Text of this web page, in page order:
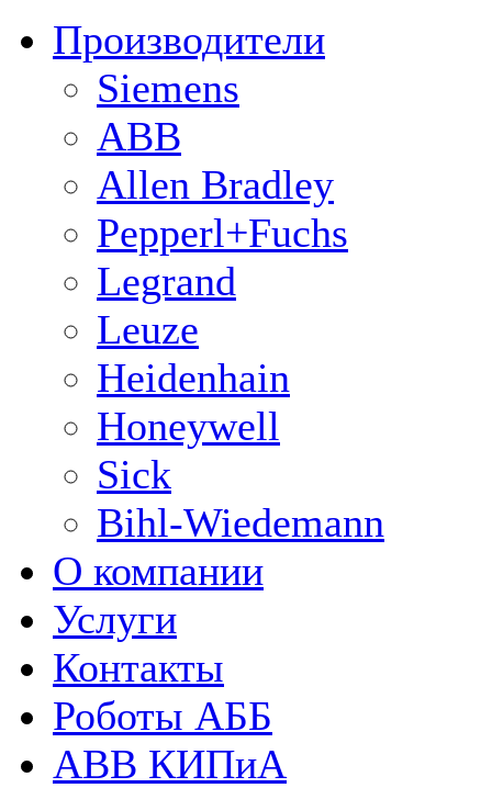
Производители
Siemens
ABB
Allen Bradley
Pepperl+Fuchs
Legrand
Leuze
Heidenhain
Honeywell
Sick
Bihl-Wiedemann
О компании
Услуги
Контакты
Роботы АББ
ABB КИПиА